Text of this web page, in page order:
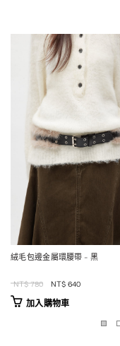
絨毛包邊金屬環腰帶 – 黑
NT$ 780
Original
price
was:
NT$ 640Current
NT$640.
加入購物車